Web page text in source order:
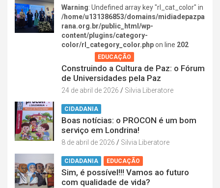
Warning: Undefined array key "rl_cat_color" in
/home/u131386853/domains/midiadepazpa
rana.org.br/public_html/wp-
content/plugins/category-
color/rl_category_color.phpon line 202
EDUCAÇÃO
Construindo a Cultura de Paz: o Fórum
de Universidades pela Paz
24 de abril de 2026 Silvia Liberatore
CIDADANIA
Boas notícias: o PROCON é um bom
serviço em Londrina!
8 de abril de 2026 Silvia Liberatore
CIDADANIA EDUCAÇÃO
Sim, é possível!!! Vamos ao futuro
com qualidade de vida?